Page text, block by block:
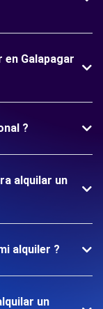
en Galapagar
?
alquilar un
alquiler ?
un